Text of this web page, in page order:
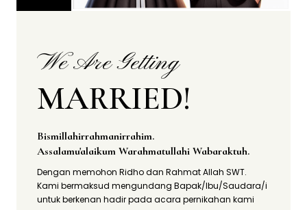
We Are Getting
MARRIED!
Bismillahirrahmanirrahim.
Assalamu'alaikum Warahmatullahi Wabaraktuh.
Dengan memohon Ridho dan Rahmat Allah SWT.
Kami bermaksud mengundang Bapak/Ibu/Saudara/i
untuk berkenan hadir pada acara pernikahan kami